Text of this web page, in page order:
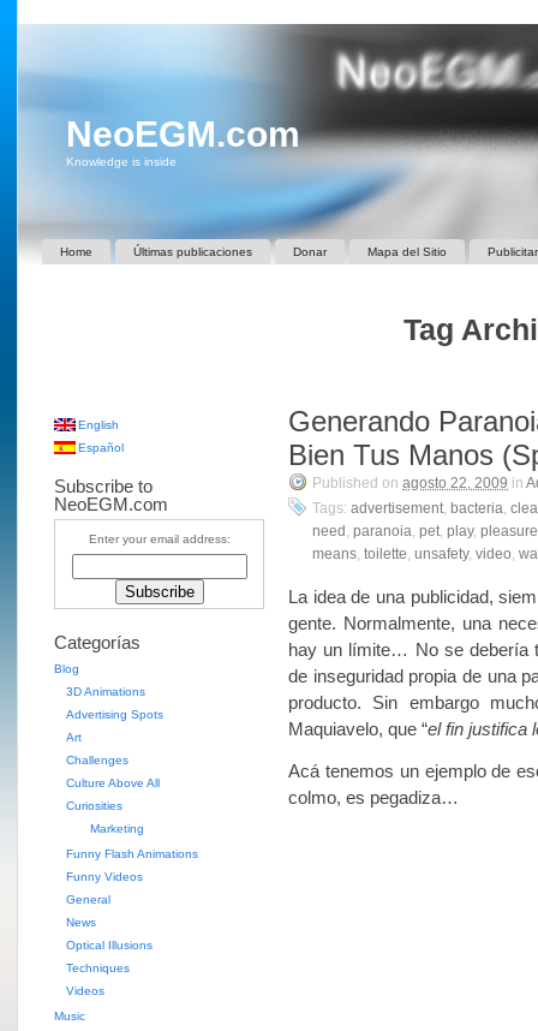
NeoEGM.com
Knowledge is inside
Home Últimas publicaciones Donar Mapa del Sitio
Tag
Generando
Bien Tus Manos
Published on agosto 22, 2009 in
Tags: advertisement, bacteria,
need , paranoia, pet, play, pleasure
means, toilette, unsafety, video,
La idea de una publicidad,
gente. Normalmente, una
hay un límite… No se debería
de inseguridad propia de una
producto. Sin embargo
Maquiavelo, que “el fin justifica
Acá tenemos un ejemplo de
colmo, es pegadiza…
English
Español
Subscribe to
NeoEGM.com
Enter your email address:
Categorías
Blog
3D Animations
Advertising Spots
Art
Challenges
Culture Above All
Curiosities
Marketing
Funny Flash Animations
Funny Videos
General
News
Optical Illusions
Techniques
Videos
Music